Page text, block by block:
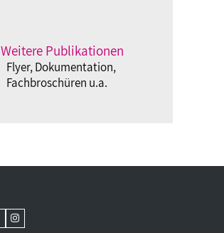
Weitere Publikationen
Flyer, Dokumentation,
Fachbroschüren u.a.